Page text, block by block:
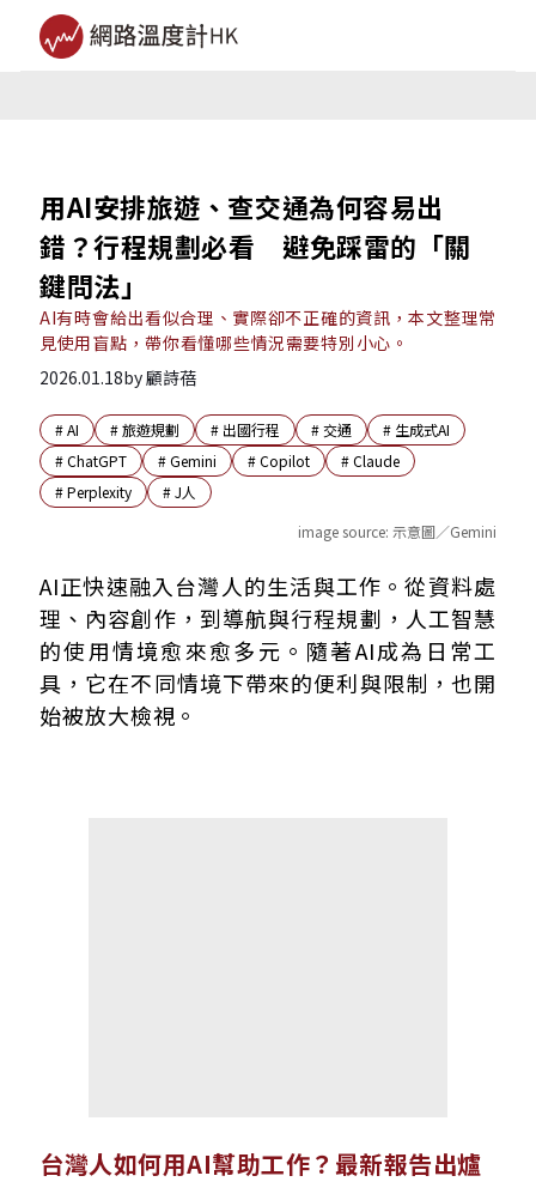
用AI安排旅遊、查交通為何容易出
錯？行程規劃必看 避免踩雷的「關
鍵問法」
AI有時會給出看似合理、實際卻不正確的資訊，本文整理常
見使用盲點，帶你看懂哪些情況需要特別小心。
2026.01.18by顧詩蓓
#AI #旅遊規劃 # 出國行程 #交通 # 生成式AI
#ChatGPT #Gemini #Copilot #Claude
#Perplexity #J人
image source: 示意圖／Gemini
台灣人如何用AI幫助工作？最新報告出爐
交通成為台灣人最常用的AI應用
交通為何成為AI使用大宗？準確度問題也隨之浮現
「怎麼搭最方便？」這類提問容易讓AI亂拼湊資訊
如果真的想讓AI協助規劃交通 哪些情況比較適合？
AI適合規劃行程 但交通仍需要人工確認
AI正快速融入台灣人的生活與工作。從資料處
理、內容創作，到導航與行程規劃，人工智慧
的使用情境愈來愈多元。隨著AI成為日常工
具，它在不同情境下帶來的便利與限制，也開
始被放大檢視。
台灣人如何用AI幫助工作？最新報告出爐